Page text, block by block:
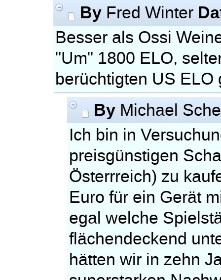
By Fred Winter
Besser als Ossi
"Um" 1800 ELO,
berüchtigten US
By Michael
Ich bin in
preisgünstigen
Österrreich) zu
Euro für ein Gerät
egal welche
flächendeckend
hätten wir in zehn